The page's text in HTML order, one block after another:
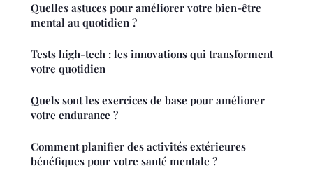
Quelles astuces pour améliorer votre bien-être
mental au quotidien ?
Tests high-tech : les innovations qui transforment
votre quotidien
Quels sont les exercices de base pour améliorer
votre endurance ?
Comment planifier des activités extérieures
bénéfiques pour votre santé mentale ?